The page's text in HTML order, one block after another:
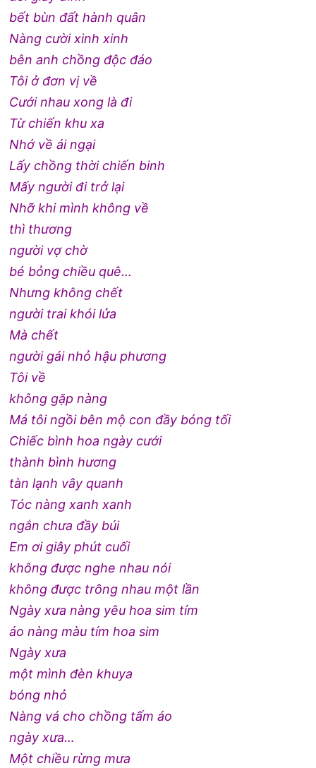
bết bùn đất hành quân
Nàng cười xinh xinh
bên anh chồng độc đáo
Tôi ở đơn vị về
Cưới nhau xong là đi
Từ chiến khu xa
Nhớ về ái ngại
Lấy chồng thời chiến binh
Mấy người đi trở lại
Nhỡ khi mình không về
thì thương
người vợ chờ
bé bỏng chiều quê…
Nhưng không chết
người trai khói lửa
Mà chết
người gái nhỏ hậu phương
Tôi về
không gặp nàng
Má tôi ngồi bên mộ con đầy bóng tối
Chiếc bình hoa ngày cưới
thành bình hương
tàn lạnh vây quanh
Tóc nàng xanh xanh
ngắn chưa đầy búi
Em ơi giây phút cuối
không được nghe nhau nói
không được trông nhau một lần
Ngày xưa nàng yêu hoa sim tím
áo nàng màu tím hoa sim
Ngày xưa
một mình đèn khuya
bóng nhỏ
Nàng vá cho chồng tấm áo
ngày xưa…
Một chiều rừng mưa